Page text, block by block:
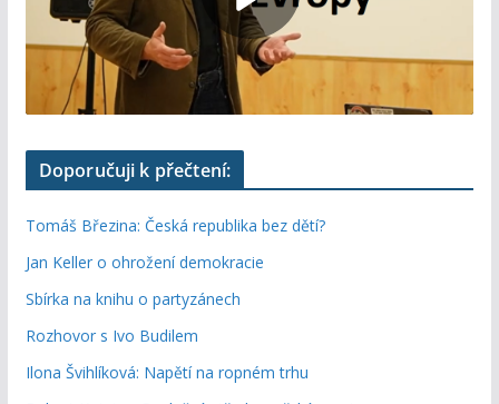
Doporučuji k přečtení:
Tomáš Březina: Česká republika bez dětí?
Jan Keller o ohrožení demokracie
Sbírka na knihu o partyzánech
Rozhovor s Ivo Budilem
Ilona Švihlíková: Napětí na ropném trhu